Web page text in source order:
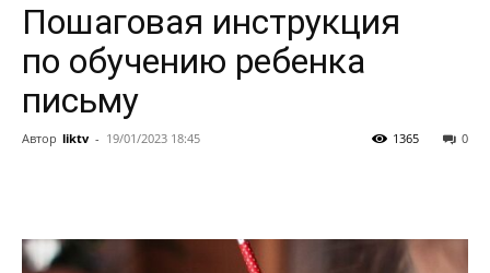
Пошаговая инструкция
по обучению ребенка
письму
Автор liktv - 19/01/2023 18:45 0
1365